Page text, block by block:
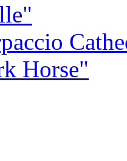
Horse"